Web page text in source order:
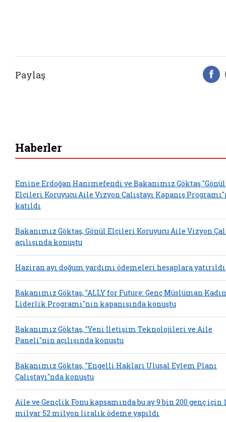
Paylaş
Haberler
Emine Erdoğan Hanımefendi ve Bakanımız Göktaş "Gönül
Elçileri Koruyucu Aile Vizyon Çalıştayı Kapanış
katıldı
Bakanımız Göktaş, Gönül Elçileri Koruyucu Aile Vizyon
açılışında konuştu
Haziran ayı doğum yardımı ödemeleri hesaplara yatırıldı
Bakanımız Göktaş, "ALLY for Future: Genç Müslüman
Liderlik Programı"nın kapanışında konuştu
Bakanımız Göktaş, "Yeni İletişim Teknolojileri ve Aile
Paneli"nin açılışında konuştu
Bakanımız Göktaş, "Engelli Hakları Ulusal Eylem Planı
Çalıştayı"nda konuştu
Aile ve Gençlik Fonu kapsamında bu ay 9 bin 200 genç için 1
milyar 52 milyon liralık ödeme yapıldı